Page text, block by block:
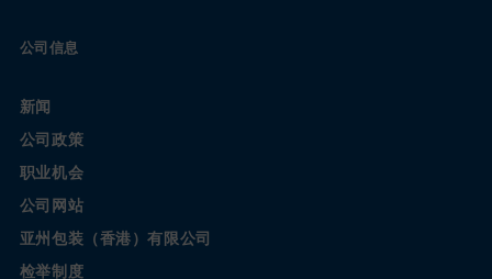
公司信息
新闻
公司政策
职业机会
公司网站
亚州包装（香港）有限公司
检举制度